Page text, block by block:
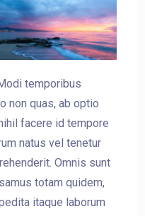
temporibus
non quas, ab optio
facere id tempore
natus vel tenetur
Omnis sunt
totam quidem,
itaque laborum